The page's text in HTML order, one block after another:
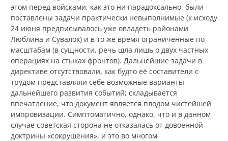
этом перед войсками, как это ни парадоксально, были
поставлены задачи практически невыполнимые (к исходу
24 июня предписывалось уже овладеть районами
Люблина и Сувалок) и в то же время ограниченные по
масштабам (в сущности, речь шла лишь о двух частных
операциях на стыках фронтов). Дальнейшие задачи в
директиве отсутствовали, как будто её составители с
трудом представляли себе возможные варианты
дальнейшего развития событий; складывается
впечатление, что документ является плодом чистейшей
импровизации. Симптоматично, однако, что и в данном
случае советская сторона не отказалась от довоенной
доктрины «сокрушения», и это во многом